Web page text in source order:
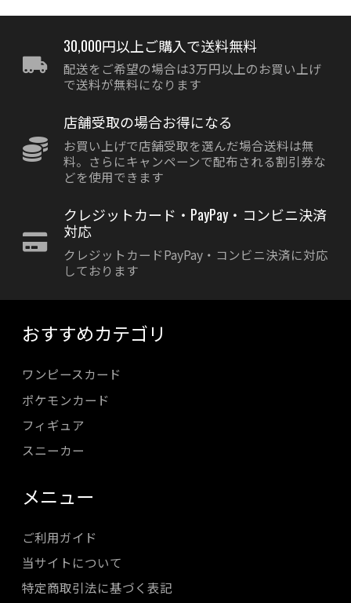
30,000円以上ご購入で送料無料
配送をご希望の場合は3万円以上のお買い上げ
で送料が無料になります
店舗受取の場合お得になる
お買い上げで店舗受取を選んだ場合送料は無
料。さらにキャンペーンで配布される割引券な
どを使用できます
クレジットカード・PayPay・コンビニ決済
対応
クレジットカードPayPay・コンビニ決済に対応
しております
おすすめカテゴリ
ワンピースカード
ポケモンカード
フィギュア
スニーカー
メニュー
ご利用ガイド
当サイトについて
特定商取引法に基づく表記